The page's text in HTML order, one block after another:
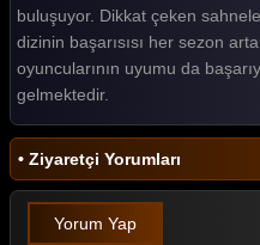
Arka Sokaklar 149. Bölüm
Arka Sokaklar 148. Bölüm
Arka Sokaklar 147. Bölüm
Arka Sokaklar 146. Bölüm
Arka Sokaklar 145. Bölüm
Arka Sokaklar 144. Bölüm
buluşuyor. Dikkat çeken
dizinin başarısısı her sezon
oyuncularının uyumu da
gelmektedir.
• Ziyaretçi Yorumları
Yorum Yap